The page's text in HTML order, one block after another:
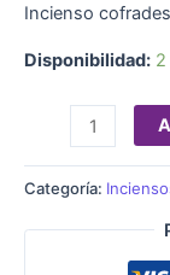
Incienso
Disponibilidad:
Categoría: